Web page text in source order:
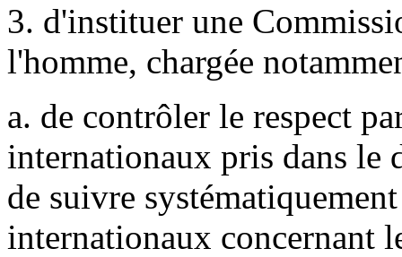
3. d'instituer une
l'homme, chargée
a. de contrôler le respect
internationaux pris dans le
de suivre
internationaux concernant